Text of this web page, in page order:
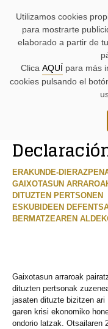
NAVEGACIÓN:
contenido.
parlamentaria.
parlamentarias.
MENÚS
PRINCIPAL
ACCESO
PÁGINA
ACTUAL
CONTENIDO
PRINCIPAL
DE
LA
PÁGINA
ERAKUNDE-
GAIXOTASUN
DITUZTEN PERTSONEN
ESKUBIDEEN
BERMATZEAREN
Gaixotasun arraroak
dituzten pertsonak
jasaten dituzte bizitzen ari
garen krisi ekonomiko
ondorio latzak. Otsailaren
Utilizamos cookies
para mostrarte
elaborado a partir de
Clica AQUÍ para más
cookies pulsando el